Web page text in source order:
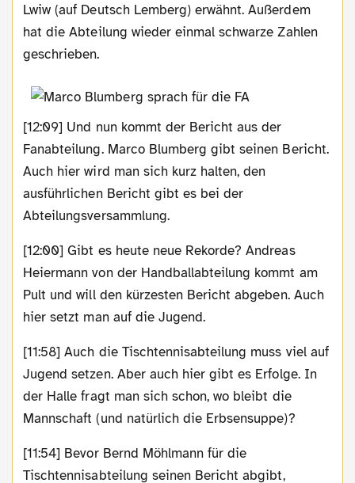
Lwiw (auf Deutsch Lemberg) erwähnt. Außerdem
hat die Abteilung wieder einmal schwarze Zahlen
geschrieben.
[12:09] Und nun kommt der Bericht aus der
Fanabteilung. Marco Blumberg gibt seinen Bericht.
Auch hier wird man sich kurz halten, den
ausführlichen Bericht gibt es bei der
Abteilungsversammlung.
[12:00] Gibt es heute neue Rekorde? Andreas
Heiermann von der Handballabteilung kommt am
Pult und will den kürzesten Bericht abgeben. Auch
hier setzt man auf die Jugend.
[11:58] Auch die Tischtennisabteilung muss viel auf
Jugend setzen. Aber auch hier gibt es Erfolge. In
der Halle fragt man sich schon, wo bleibt die
Mannschaft (und natürlich die Erbsensuppe)?
[11:54] Bevor Bernd Möhlmann für die
Tischtennisabteilung seinen Bericht abgibt,